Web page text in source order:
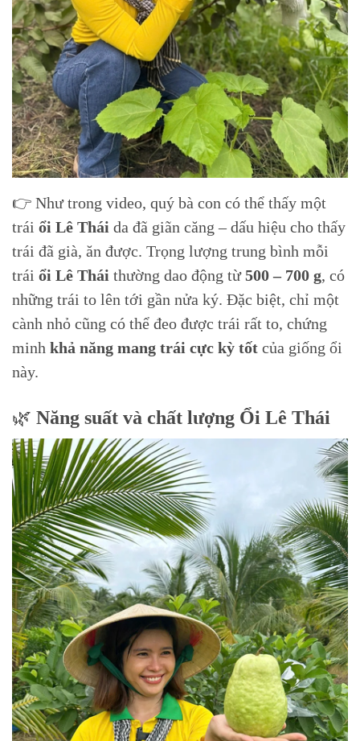
👉 Như trong video, quý bà con có thể thấy một
trái ổi Lê Thái da đã giãn căng – dấu hiệu cho thấy
trái đã già, ăn được. Trọng lượng trung bình mỗi
trái ổi Lê Thái thường dao động từ500 – 700 g, có
những trái to lên tới gần nửa ký. Đặc biệt, chỉ một
cành nhỏ cũng có thể đeo được trái rất to, chứng
minh khả năng mang trái cực kỳ tốt của giống ổi
này.
🌿 Năng suất và chất lượng Ổi Lê Thái